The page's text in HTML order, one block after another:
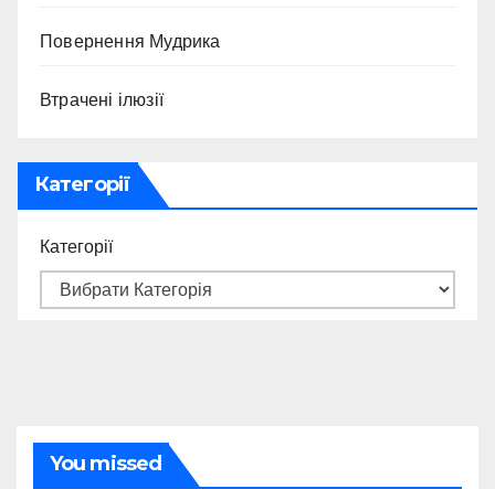
Повернення Мудрика
Втрачені ілюзії
Категорії
Категорії
You missed